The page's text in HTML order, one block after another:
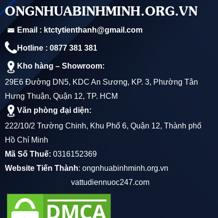
lượng đảm bảo.
Đặc Điểm Nổi Bật của Ống Nhựa Bơm Cát Hoàng
Long
Chất Liệu Bền Bỉ: Được sản xuất từ nhựa PVC cao
cấp, ống nhựa bơm cát Hoàng Long có khả năng chịu
được áp lực cao và kháng hóa chất, đảm bảo tuổi thọ
lâu dài.
Thiết Kế Thông Minh
Dễ Dàng Lắp Đặt: Với trọng lượng nhẹ và độ linh hoạt
cao, ống nhựa bơm cát Hoàng Long rất dễ dàng trong
ONGNHUABINHMINH.ORG.VN
Email : ktctytienthanh@gmail.com
Hotline : 0877 381 381
Kho hàng – Showroom:
29E6 Đường DN5, KDC An Sương, KP. 3, Phường Tân
Hưng Thuận, Quận 12, TP. HCM
Văn phòng đại diện:
222/10/2 Trường Chinh, Khu Phố 6, Quận 12, Thành phố
Hồ Chí Minh
Mã Số Thuế: 0316152369
Website Tiến Thành: ongnhuabinhminh.org.vn
vattudiennuoc247.com